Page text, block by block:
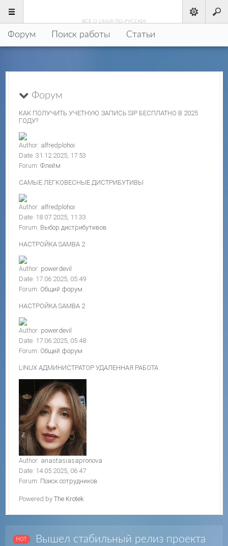
.РУ
ВСЕ О LINUX ПО-РУССКИ!
Форум Поиск работы Статьи
Форум
КАК ПОЛУЧИТЬ УЧЕТНУЮ ЗАПИСЬ SIP БЕСПЛАТНО В 2025
ГОДУ?
Author: alfredplohoi
Date: 31.12.2025, 17:53
Forum: Флейм
САМЫЕ ЛЕГКОВЕСНЫЕ ДИСТРИБУТИВЫ
Author: alfredplohoi
Date: 18.07.2025, 11:33
Forum: Выбор дистрибутивов
НАСТРОЙКА SAMBA 2
Author: powerdevil
Date: 17.06.2025, 05:49
Forum: Общий форум
НАСТРОЙКА SAMBA 2
Author: powerdevil
Date: 17.06.2025, 05:48
Forum: Общий форум
LINUX АДМИНИСТРАТОР УДАЛЕННАЯ РАБОТА
Author: anastasiasapronova
Date: 14.05.2025, 06:47
Forum: Поиск сотрудников
Powered by The Krotek
Вышел стабильный релиз проекта